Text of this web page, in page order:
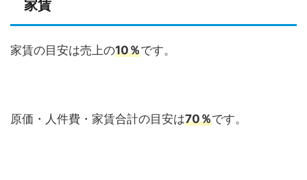
家賃
家賃の目安は売上の10％です。
原価・人件費・家賃合計の目安は70％です。